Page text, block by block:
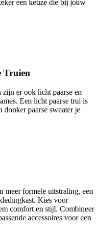
een keuze die bij jouw
Truien
zijn er ook licht paarse en
Een licht paarse trui is
paarse sweater je
meer formele uitstraling, een
Kies voor
comfort en stijl. Combineer
accessoires voor een